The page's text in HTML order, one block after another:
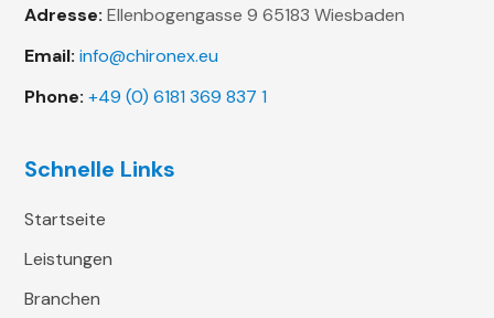
Adresse: Ellenbogengasse 9 65183 Wiesbaden
Email: info@chironex.eu
Phone: +49 (0) 6181 369 837 1
Schnelle Links
Startseite
Leistungen
Branchen